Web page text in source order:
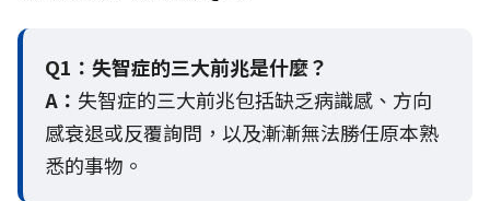
Q1：失智症的三大前兆是什麼？
A： 失智症的三大前兆包括缺乏病識感、方向
感衰退或反覆詢問，以及漸漸無法勝任原本熟
悉的事物。